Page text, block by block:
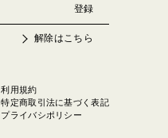
解除はこちら
利用規約
特定商取引法に基づく表記
プライバシポリシー